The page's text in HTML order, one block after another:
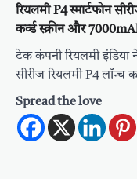
रियलमी P4 स्मार्टफोन
कर्व्ड स्क्रीन और
टेक कंपनी रियलमी इंडिया
सीरीज रियलमी P4
Spread the love